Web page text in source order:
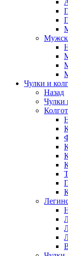
Чулки и
Назад
Чулки